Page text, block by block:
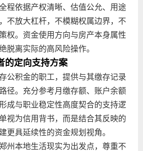
程依据产权清晰、估值公允、用途
不放大杠杆，不模糊权属边界，不
权。资金使用方向与房产本身属性
脱离实际的高风险操作。
的定向支持方案
公积金的职工，提供与其缴存记录
径。充分参考月缴存额、账户余额
成与职业稳定性高度契合的支持逻
视为信用背书，而是结合其反映的
更具延续性的资金规划视角。
州本地生活现实为出发点，尊重不